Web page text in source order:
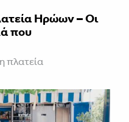
Ηρώων – Οι
που
πλατεία